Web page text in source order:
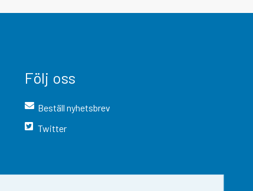
Följ oss
Beställ nyhetsbrev
Twitter